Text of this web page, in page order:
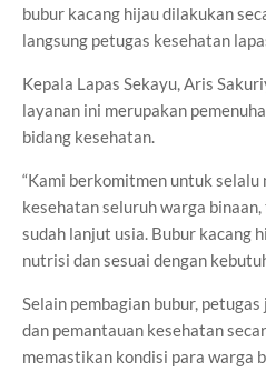
bubur kacang hijau dilakukan
langsung petugas kesehatan
Kepala Lapas Sekayu, Aris
layanan ini merupakan
bidang kesehatan.
“Kami berkomitmen untuk
kesehatan seluruh warga
sudah lanjut usia. Bubur kacang
nutrisi dan sesuai dengan
Selain pembagian bubur,
dan pemantauan kesehatan
memastikan kondisi para warga